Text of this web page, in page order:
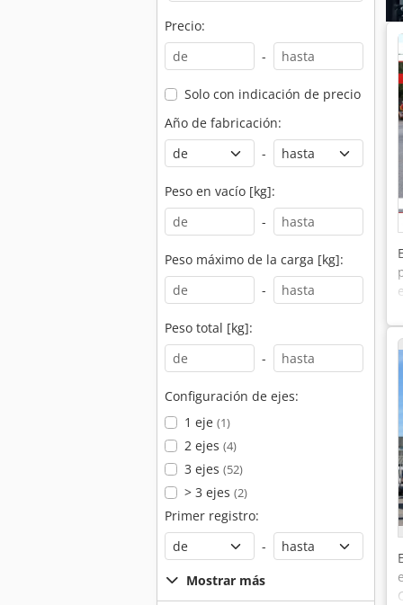
Precio:
-
Solo con indicación de precio
Año de fabricación:
-
Peso en vacío [kg]:
-
Peso máximo de la carga [kg]:
-
Peso total [kg]:
-
Configuración de ejes:
1 eje (1)
2 ejes (4)
3 ejes (52)
> 3 ejes (2)
Primer registro:
-
Mostrar más